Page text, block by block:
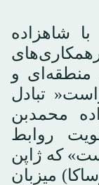
شاهزاده
منطقه‌ای و
تبادل
محمدبن
روابط
که ژاپن
میزبان